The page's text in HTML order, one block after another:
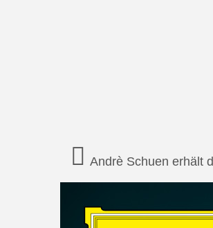
Andrè Schuen erhält